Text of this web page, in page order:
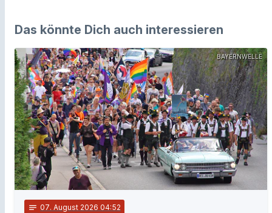
Das könnte Dich auch interessieren
BAYERNWELLE
notes 07. August 2026 04:52